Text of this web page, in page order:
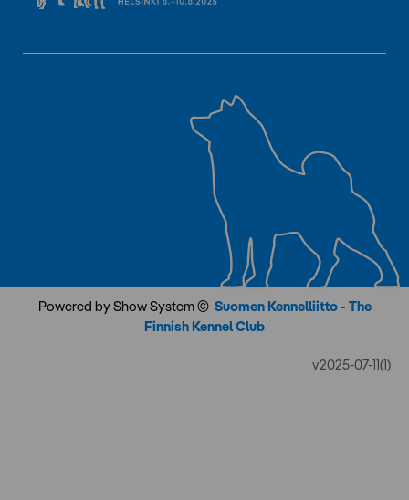
Powered by Show System © Suomen Kennelliitto - The
Finnish Kennel Club
v2025-07-11(1)